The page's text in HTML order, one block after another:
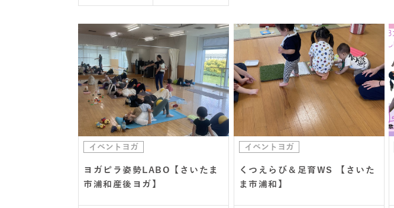
イベントヨガ
ヨガピラ姿勢LABO【さいたま
市浦和産後ヨガ】
イベントヨガ
くつえらび＆足育WS 【さいた
ま市浦和】